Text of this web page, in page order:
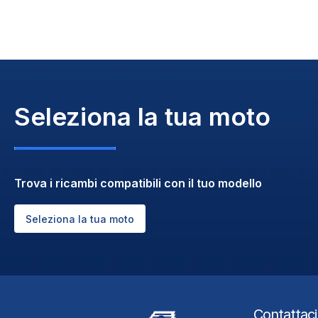
Seleziona la tua moto
Trova i ricambi compatibili con il tuo modello
Seleziona la tua moto
Contattaci